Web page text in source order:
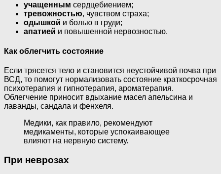
учащенным сердцебиением;
тревожностью, чувством страха;
одышкой и болью в груди;
апатией и повышенной нервозностью.
Как облегчить состояние
Если трясется тело и становится неустойчивой почва при
ВСД, то помогут нормализовать состояние краткосрочная
психотерапия и гипнотерапия, ароматерапия.
Облегчение приносит вдыхание масел апельсина и
лаванды, сандала и фенхеля.
Медики, как правило, рекомендуют
медикаменты, которые успокаивающее
влияют на нервную систему.
При неврозах